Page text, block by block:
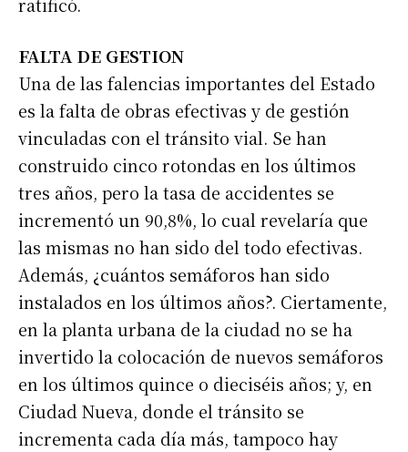
ratificó.
FALTA DE GESTION
Una de las falencias importantes del Estado
es la falta de obras efectivas y de gestión
vinculadas con el tránsito vial. Se han
construido cinco rotondas en los últimos
tres años, pero la tasa de accidentes se
incrementó un 90,8%, lo cual revelaría que
las mismas no han sido del todo efectivas.
Además, ¿cuántos semáforos han sido
instalados en los últimos años?. Ciertamente,
en la planta urbana de la ciudad no se ha
invertido la colocación de nuevos semáforos
en los últimos quince o dieciséis años; y, en
Ciudad Nueva, donde el tránsito se
incrementa cada día más, tampoco hay